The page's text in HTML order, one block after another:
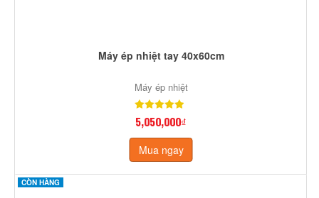
Máy ép nhiệt tay 40x60cm
Máy ép nhiệt
5,050,000₫
Mua ngay
CÒN HÀNG